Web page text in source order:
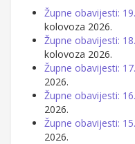
Župne obavijesti:
kolovoza 2026.
Župne obavijesti:
kolovoza 2026.
Župne obavijesti:
2026.
Župne obavijesti:
2026.
Župne obavijesti:
2026.